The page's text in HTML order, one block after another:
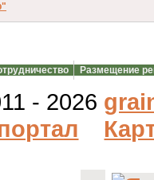
Размещение
- 2026